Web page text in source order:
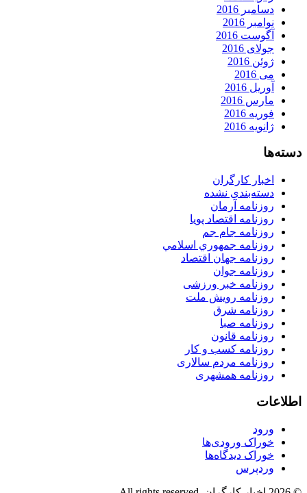
دسامبر 2016
نوامبر 2016
آگوست 2016
جولای 2016
ژوئن 2016
می 2016
آوریل 2016
مارس 2016
فوریه 2016
ژانویه 2016
دسته‌ها
اخبار کارگران
دسته‌بندی نشده
روزنامه آرمان
روزنامه اقتصاد پویا
روزنامه جام جم
روزنامه جمهوري اسلامي
روزنامه جهان اقتصاد
روزنامه جوان
روزنامه خبر ورزشى
روزنامه رویش ملت
روزنامه شرق
روزنامه صبا
روزنامه قانون
روزنامه كسب و كار
روزنامه مردم سالاری
روزنامه همشهری
اطلاعات
ورود
خوراک ورودی‌ها
خوراک دیدگاه‌ها
وردپرس